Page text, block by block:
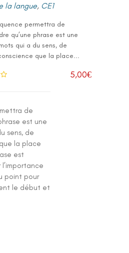
la langue, CE1
permettra de
qu’une phrase est une
qui a du sens, de
que la place...
5,00€
de
est une
sens, de
la place
est
point pour
le début et